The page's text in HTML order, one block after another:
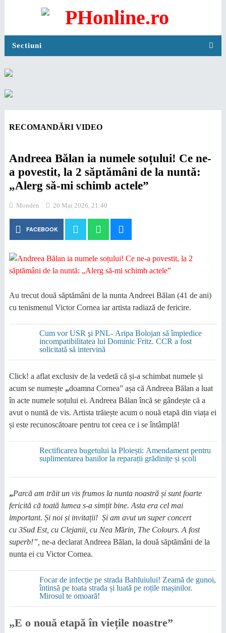
Sectiuni
RECOMANDĂRI VIDEO
Andreea Bălan ia numele soțului! Ce ne-
a povestit, la 2 săptămâni de la nuntă:
„Alerg să-mi schimb actele”
Monden 20 Mai 2026, 21:40
FACEBOOK
Au trecut două săptămâni de la nunta Andreei Bălan (41 de ani)
cu tenismenul Victor Cornea iar artista radiază de fericire.
Cum vor USR şi PNL- Aripa Bolojan să împiedice
incompatibilitatea lui Dominic Fritz. CCR a fost
solicitată să intervină
Click! a aflat exclusiv de la vedetă că și-a schimbat numele și
acum se numește „doamna Cornea” așa că Andreea Bălan a luat
în acte numele soțului ei. Andreea Bălan încă se gândește că a
avut o nuntă de vis. Artista trăiește acum o nouă etapă din viața ei
și este recunoscătoare pentru tot ceea ce i se întâmplă!
Rectificarea bugetului la Ploiești: Amendament pentru
suplimentarea banilor la reparații grădinițe și școli
„Parcă am trăit un vis frumosla nunta noastrăși sunt foarte
fericită că toată lumea s-a simțit bine. Asta era cel mai
important. Și noi și invitații! Și am avut un super concert
cu 3Sud Est, cu Clejanii, cu Nea Mărin, The Colours. A fost
superb!”, ne-a declarat Andreea Bălan, la două săptămâni de la
nunta ei cu Victor Cornea.
Focar de infecție pe strada Bahluiului! Zeamă de gunoi,
întinsă pe toata strada și luată pe roțile mașinilor.
Mirosul te omoară!
„E o nouă etapă în viețile noastre”